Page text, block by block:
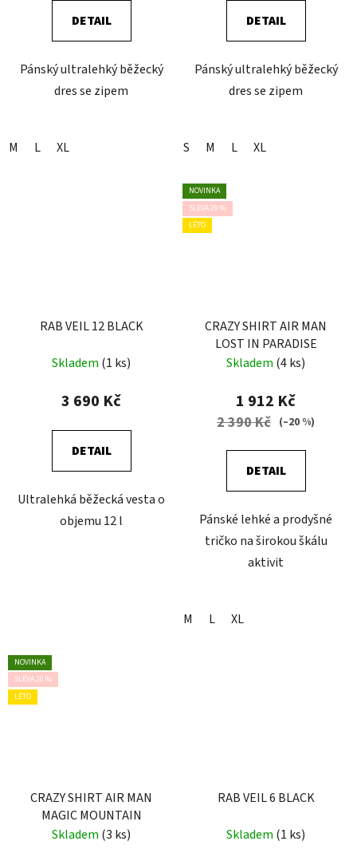
DETAIL
Pánský ultralehký běžecký
dres se zipem
M L XL
DETAIL
Pánský ultralehký běžecký
dres se zipem
S M L XL
RAB VEIL 12 BLACK
Skladem (1 ks)
3 690 Kč
DETAIL
Ultralehká běžecká vesta o
objemu 12 l
NOVINKA
SLEVA 20 %
LÉTO
CRAZY SHIRT AIR MAN
LOST IN PARADISE
Skladem (4 ks)
1 912 Kč
2 390 Kč (–20 %)
DETAIL
Pánské lehké a prodyšné
tričko na širokou škálu
aktivit
M L XL
NOVINKA
SLEVA 20 %
LÉTO
CRAZY SHIRT AIR MAN
MAGIC MOUNTAIN
Skladem (3 ks)
RAB VEIL 6 BLACK
Skladem (1 ks)